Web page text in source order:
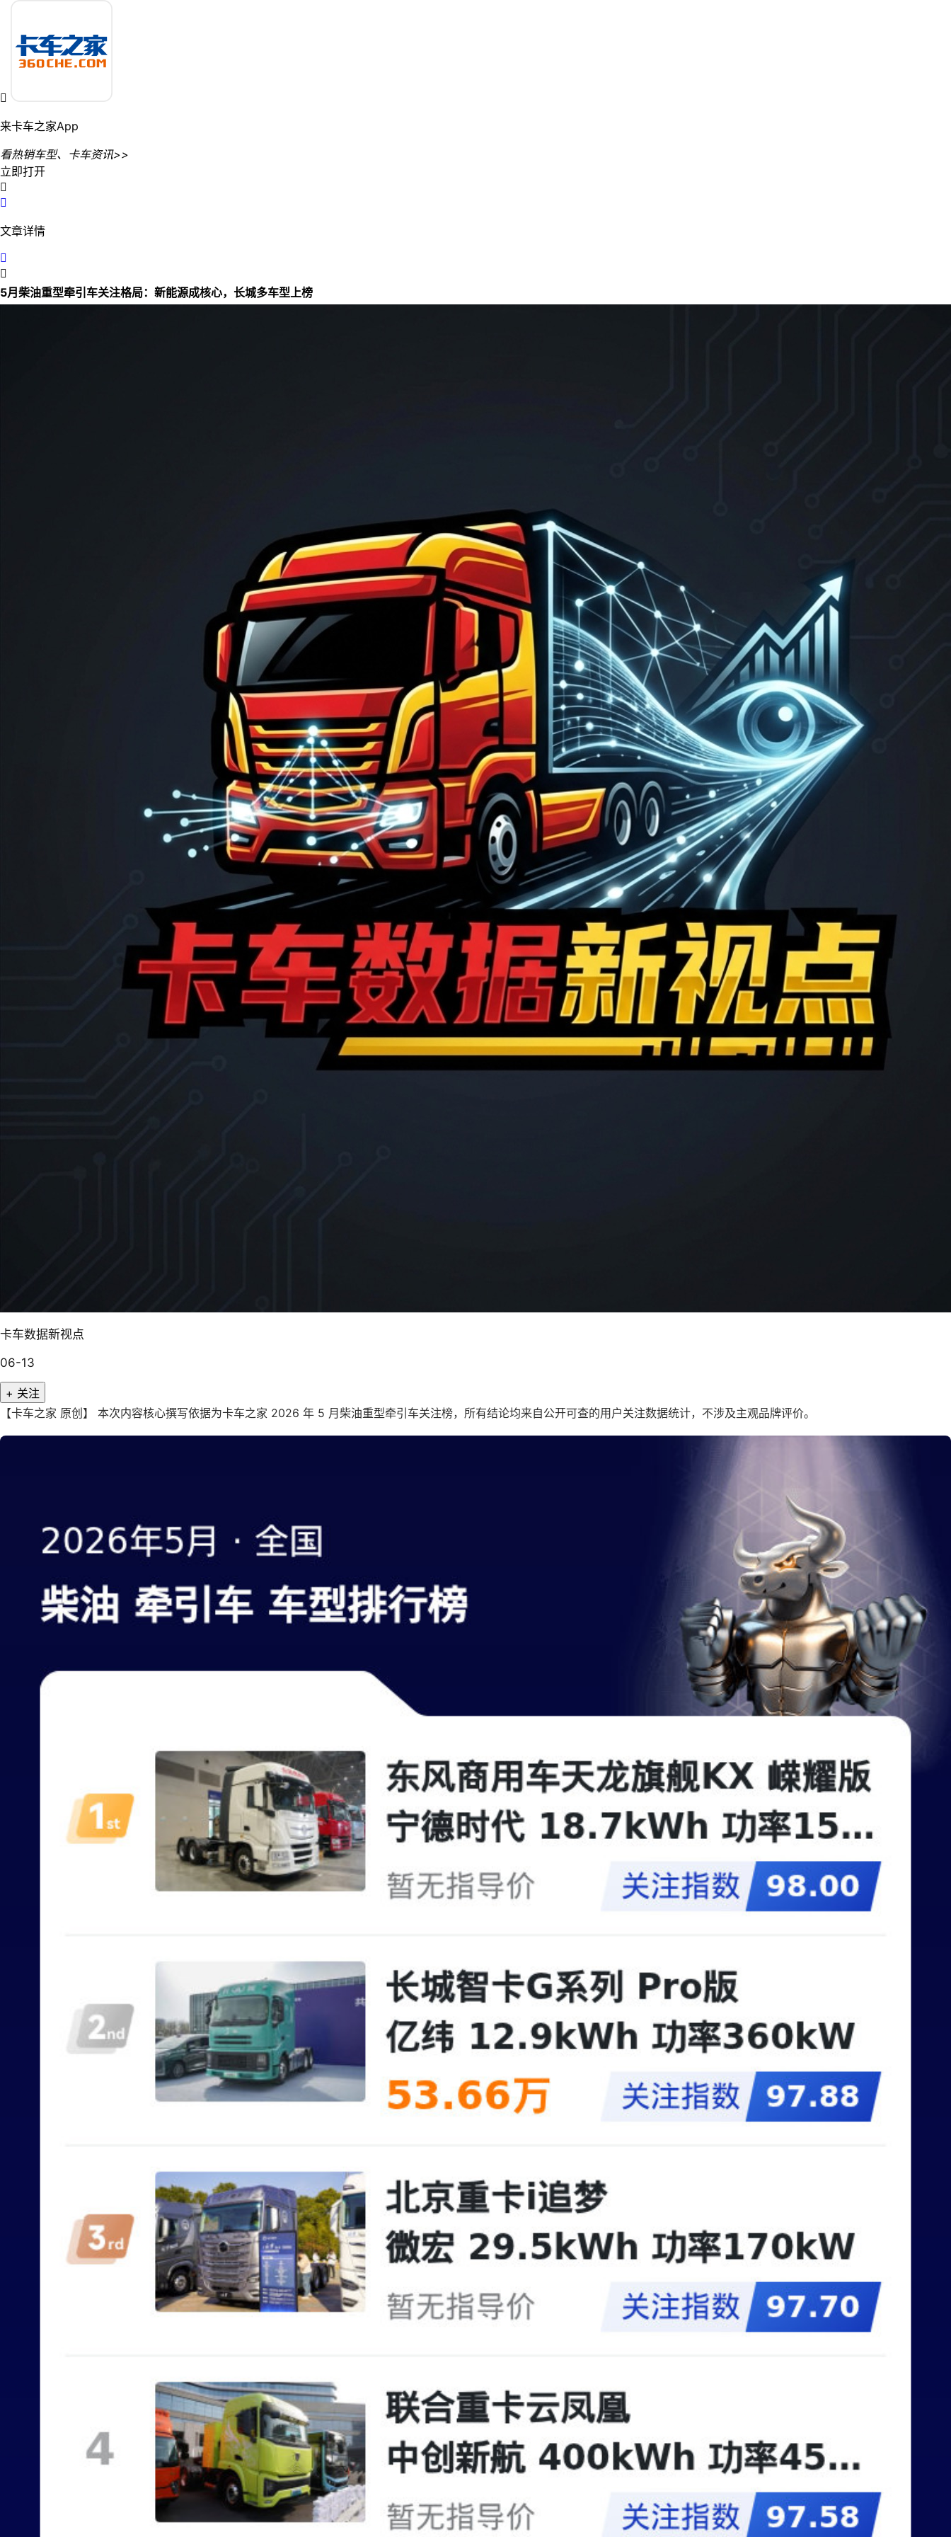

来卡车之家App
看热销车型、卡车资讯>>
立即打开


文章详情


5月柴油重型牵引车关注格局：新能源成核心，长城多车型上榜
卡车数据新视点
06-13
+ 关注
【卡车之家 原创】 本次内容核心撰写依据为卡车之家 2026 年 5 月柴油重型牵引车关注榜，所有结论均来自公开可查的用户关注数据统计，不涉及主观品牌评价。